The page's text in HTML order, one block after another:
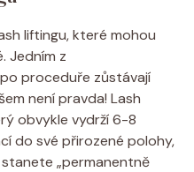
liftingu, které mohou
Jedním z
proceduře zůstávají
není pravda! Lash
obvykle vydrží 6-8
do své přirozené polohy,
„permanentně